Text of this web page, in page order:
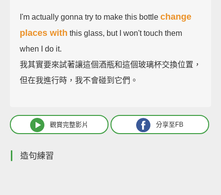
I'm actually gonna try to make this bottle change
places with this glass, but I won't touch them
when I do it.
我其實要來試著讓這個酒瓶和這個玻璃杯交換位置，
但在我進行時，我不會碰到它們。
觀賞完整影片 分享至FB
造句練習